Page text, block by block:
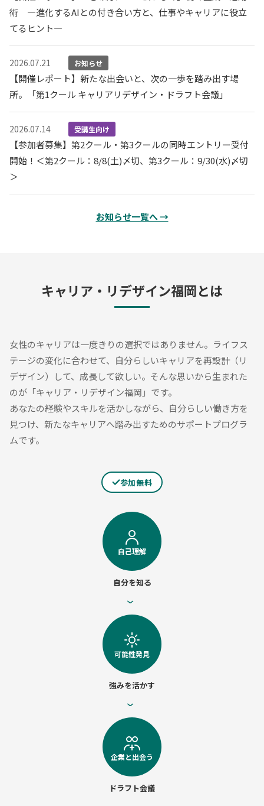
術 —進化するAIとの付き合い方と、仕事やキャリアに役立
てるヒント—
2026.07.21 お知らせ
【開催レポート】新たな出会いと、次の一歩を踏み出す場
所。「第1クール キャリアリデザイン・ドラフト会議」
2026.07.14 受講生向け
【参加者募集】第2クール・第3クールの同時エントリー受付
開始！＜第2クール：8/8(土)〆切、第3クール：9/30(水)〆切
＞
お知らせ一覧へ →
キャリア・リデザイン福岡とは
女性のキャリアは一度きりの選択ではありません。ライフス
テージの変化に合わせて、自分らしいキャリアを再設計（リ
デザイン）して、成長して欲しい。そんな思いから生まれた
のが「キャリア・リデザイン福岡」です。
あなたの経験やスキルを活かしながら、自分らしい働き方を
見つけ、新たなキャリアへ踏み出すためのサポートプログラ
ムです。
参加無料
自己理解
自分を知る
›
可能性発見
強みを活かす
›
企業と出会う
ドラフト会議